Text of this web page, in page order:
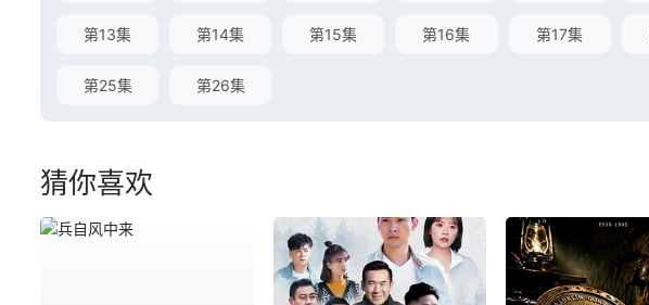
第13集 第14集 第15集 第16集 第17集
第25集 第26集
猜你喜欢